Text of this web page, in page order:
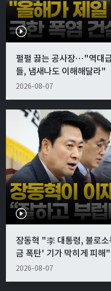
펄펄 끓는 공사장…"역대
들, 냄새나도 이해해달라"
2026-08-07
장동혁 "李 대통령, 불로
금 폭탄' 기가 막히게 피해"
2026-08-07